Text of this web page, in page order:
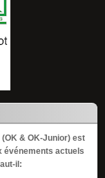
& OK-Junior) est
événements actuels
il: